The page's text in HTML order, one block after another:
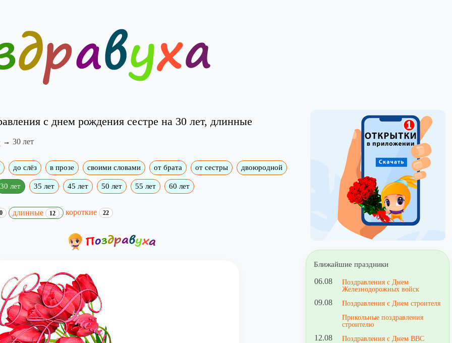
с днем рождения сестре на 30 лет, длинные
30 лет
до слёз в прозе своими словами от брата от сестры двоюродной
30 лет 35 лет 45 лет 50 лет 55 лет 60 лет
длинные 12 короткие 22
Ближайшие праздники
06.08
Поздравления с Днем
Железнодорожных войск
09.08
Поздравления с Днем строителя
Прикольные поздравления
строителю
12.08 Поздравления с Днем ВВС